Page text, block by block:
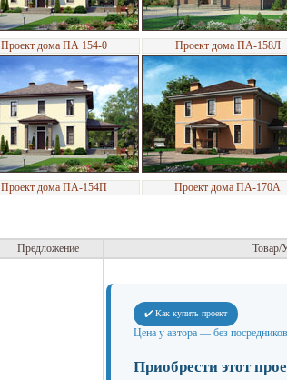
Проект дома ПА 154-0 Проект дома ПА-158Л
Проект дома ПА-154П Проект дома ПА-170А
Предложение Товар/
✔️ Как купить проект
Цена у автора — без
Приобрести этот